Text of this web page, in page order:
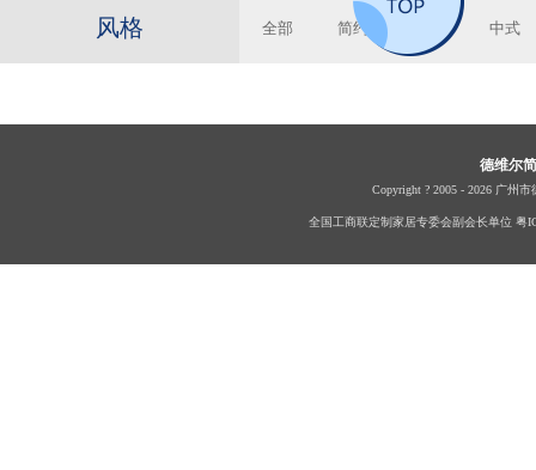
风格 全部 简约 中式
德维尔
Copyright ? 2005 - 2026 广州
全国工商联定制家居专委会副会长单位 粤